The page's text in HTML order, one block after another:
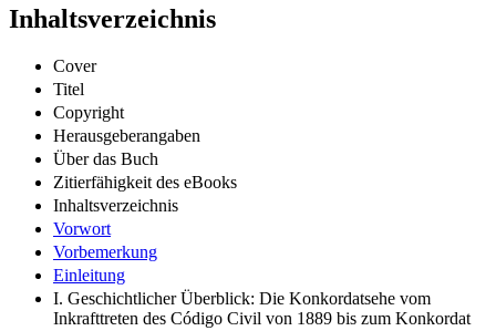
Inhaltsverzeichnis
Cover
Titel
Copyright
Herausgeberangaben
Über das Buch
Zitierfähigkeit des eBooks
Inhaltsverzeichnis
Vorwort
Vorbemerkung
Einleitung
I. Geschichtlicher Überblick: Die Konkordatsehe vom
Inkrafttreten des Código Civil von 1889 bis zum Konkordat